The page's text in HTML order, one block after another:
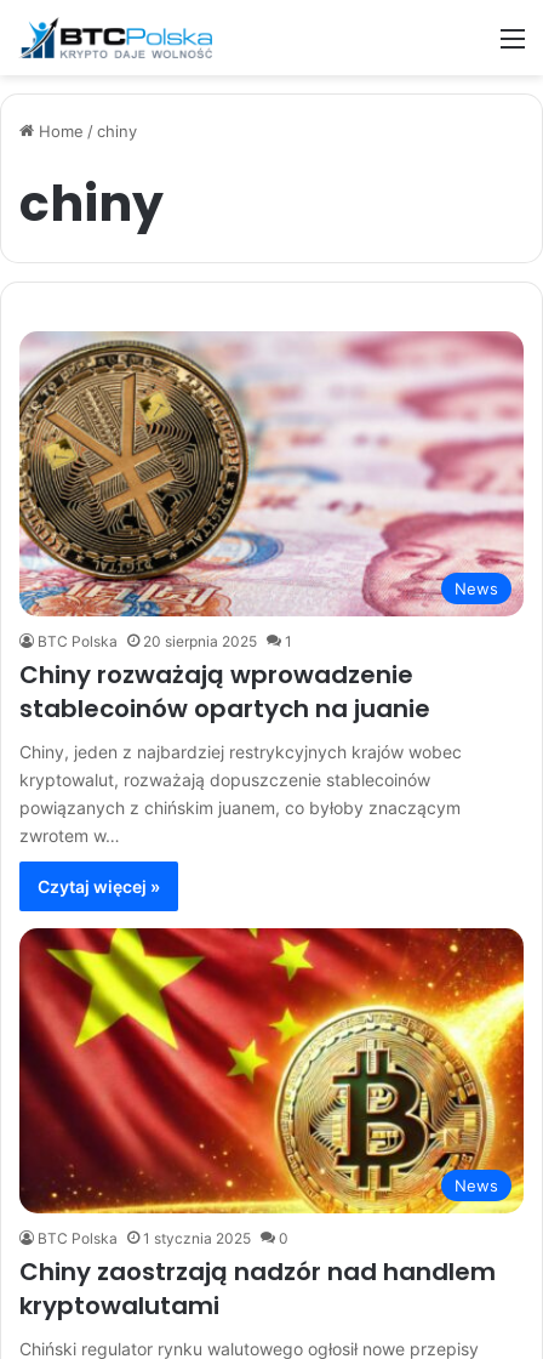
Home /chiny
chiny
News
BTC Polska 20 sierpnia 2025 1
Chiny rozważają wprowadzenie
stablecoinów opartych na juanie
Chiny, jeden z najbardziej restrykcyjnych krajów wobec
kryptowalut, rozważają dopuszczenie stablecoinów
powiązanych z chińskim juanem, co byłoby znaczącym
zwrotem w…
Czytaj więcej »
News
BTC Polska 1 stycznia 2025 0
Chiny zaostrzają nadzór nad handlem
kryptowalutami
Chiński regulator rynku walutowego ogłosił nowe przepisy